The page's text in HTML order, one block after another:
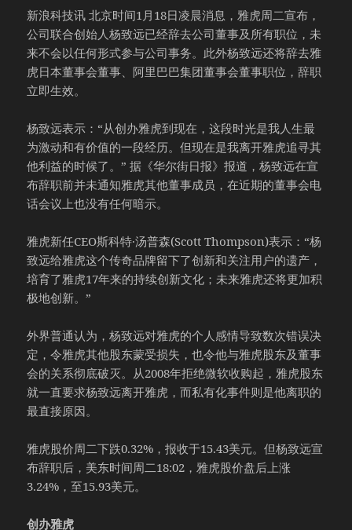
新浪科技讯 北京时间1月18日凌晨消息，雅虎周二宣布，
公司联合创始人杨致远已经辞去公司董事及所有职位，未
来不会以任何形式参与公司事务。此外杨致远还将辞去雅
虎日本董事会董事、阿里巴巴集团董事会董事职位，辞职
立即生效。
杨致远表示：“从创办雅虎到现在，这段时光是我人生最
为激动和有价值的一段经历。但现在是我离开雅虎追寻其
他利益的时候了。” 据《华尔街日报》报道，杨致远在宣
布辞职前并未通知雅虎其他董事成员，在近期的董事会电
话会议上也没有任何暗示。
雅虎新任CEO斯科特·汤普森(Scott Thompson)表示：“杨
致远给雅虎这个传奇品牌留下了创新和关注用户的遗产，
培育了雅虎17年来的持续创新文化；未来雅虎还将更加积
极地创新。”
外界普通认为，杨致远对雅虎的个人感情导致数次错误决
定，令雅虎其他股东蒙受损失，也令他与雅虎股东及董事
会的关系彻底破灭。从2008年拒绝微软收购起，雅虎股东
就一直要求杨致远离开雅虎，而私有化事件则是他离职的
最直接原因。
雅虎股价周二下跌0.32%，报收于15.43美元。但杨致远宣
布辞职后，美东时间周二18:02，雅虎股价盘后上涨
3.24%，至15.93美元。
创办雅虎